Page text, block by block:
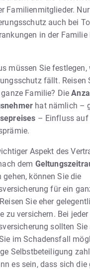
Familienmitglieder.
auch bei
in der
müssen Sie festlegen,
fällt. Reisen
ganze Familie? Die
hat nämlich –
– Einfluss auf
Aspekt des
dem
gehen, können Sie die
für ein
Sie eher
zu versichern. Bei jeder
sollten
im Schadensfall
Selbstbeteiligung
es sein, dass sich die